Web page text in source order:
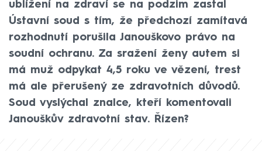
ublížení na zdraví se na podzim zastal
Ústavní soud s tím, že předchozí zamítavá
rozhodnutí porušila Janouškovo právo na
soudní ochranu. Za sražení ženy autem si
má muž odpykat 4,5 roku ve vězení, trest
má ale přerušený ze zdravotních důvodů.
Soud vyslýchal znalce, kteří komentovali
Janouškův zdravotní stav. Řízen?